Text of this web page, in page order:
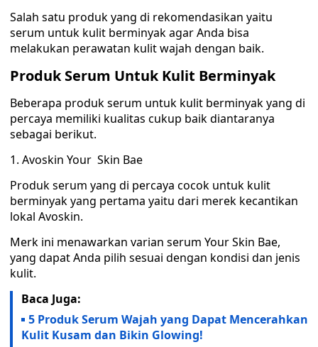
Salah satu produk yang di rekomendasikan yaitu
serum untuk kulit berminyak agar Anda bisa
melakukan perawatan kulit wajah dengan baik.
Produk Serum Untuk Kulit Berminyak
Beberapa produk serum untuk kulit berminyak yang di
percaya memiliki kualitas cukup baik diantaranya
sebagai berikut.
1. Avoskin Your Skin Bae
Produk serum yang di percaya cocok untuk kulit
berminyak yang pertama yaitu dari merek kecantikan
lokal Avoskin.
Merk ini menawarkan varian serum Your Skin Bae,
yang dapat Anda pilih sesuai dengan kondisi dan jenis
kulit.
Baca Juga:
5 Produk Serum Wajah yang Dapat Mencerahkan
Kulit Kusam dan Bikin Glowing!